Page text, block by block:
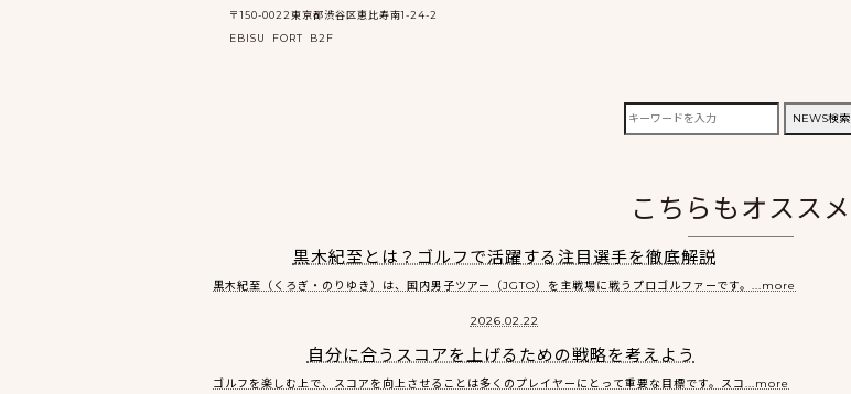
〒150-0022東京都渋谷区恵比寿南1-24-2
EBISU FORT B2F
検
NEWS検索
こちらもオススメ
黒木紀至とは？ゴルフで活躍する注目選手を徹底解説
黒木紀至（くろぎ・のりゆき）は、国内男子ツアー（JGTO）を主戦場に戦うプロゴルファーです。...more
2026.02.22
自分に合うスコアを上げるための戦略を考えよう
ゴルフを楽しむ上で、スコアを向上させることは多くのプレイヤーにとって重要な目標です。スコ...more